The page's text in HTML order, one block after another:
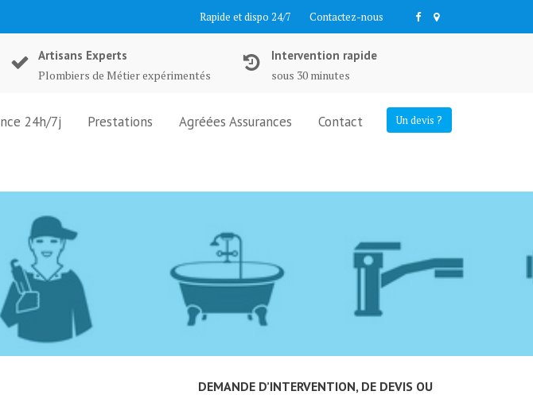
Rapide et dispo 24/7 Contactez-nous
Artisans Experts
Plombiers de Métier expérimentés
Intervention rapide
sous 30 minutes
Un devis ?
24h/7j Prestations Agréées Assurances Contact
DEMANDE D’INTERVENTION, DE DEVIS OU